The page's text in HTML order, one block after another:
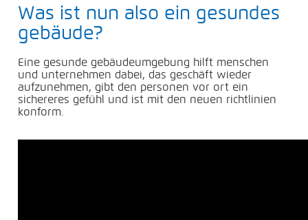
Was ist nun also ein gesundes
gebäude?
Eine gesunde gebäudeumgebung hilft menschen
und unternehmen dabei, das geschäft wieder
aufzunehmen, gibt den personen vor ort ein
sichereres gefühl und ist mit den neuen richtlinien
konform.